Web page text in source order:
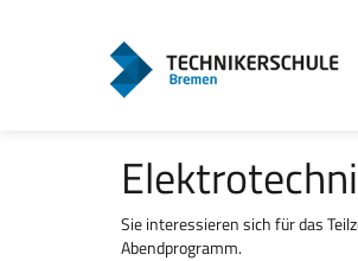
Sie interessieren sich für das
Abendprogramm.